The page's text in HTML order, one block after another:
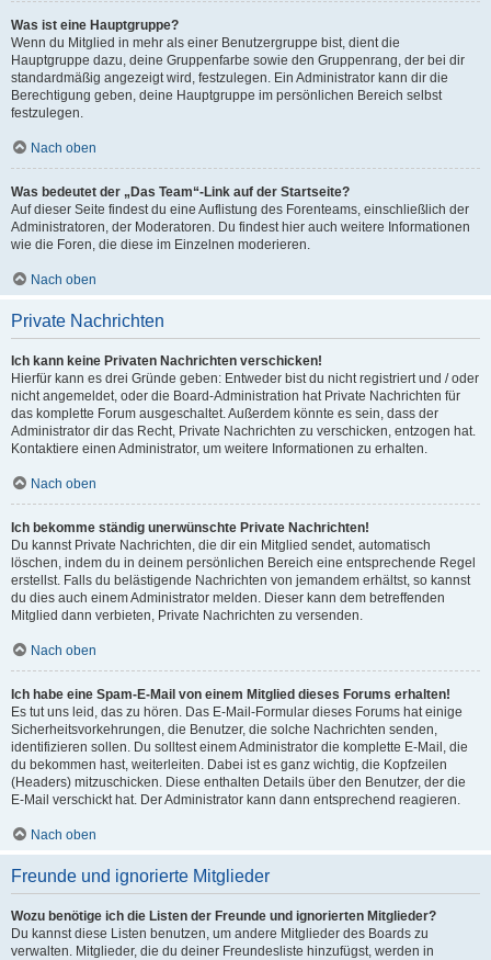
Was ist eine Hauptgruppe?
Wenn du Mitglied in mehr als einer Benutzergruppe bist, dient die
Hauptgruppe dazu, deine Gruppenfarbe sowie den Gruppenrang, der bei dir
standardmäßig angezeigt wird, festzulegen. Ein Administrator kann dir die
Berechtigung geben, deine Hauptgruppe im persönlichen Bereich selbst
festzulegen.
Nach oben
Was bedeutet der „Das Team“-Link auf der Startseite?
Auf dieser Seite findest du eine Auflistung des Forenteams, einschließlich der
Administratoren, der Moderatoren. Du findest hier auch weitere Informationen
wie die Foren, die diese im Einzelnen moderieren.
Nach oben
Private Nachrichten
Ich kann keine Privaten Nachrichten verschicken!
Hierfür kann es drei Gründe geben: Entweder bist du nicht registriert und / oder
nicht angemeldet, oder die Board-Administration hat Private Nachrichten für
das komplette Forum ausgeschaltet. Außerdem könnte es sein, dass der
Administrator dir das Recht, Private Nachrichten zu verschicken, entzogen hat.
Kontaktiere einen Administrator, um weitere Informationen zu erhalten.
Nach oben
Ich bekomme ständig unerwünschte Private Nachrichten!
Du kannst Private Nachrichten, die dir ein Mitglied sendet, automatisch
löschen, indem du in deinem persönlichen Bereich eine entsprechende Regel
erstellst. Falls du belästigende Nachrichten von jemandem erhältst, so kannst
du dies auch einem Administrator melden. Dieser kann dem betreffenden
Mitglied dann verbieten, Private Nachrichten zu versenden.
Nach oben
Ich habe eine Spam-E-Mail von einem Mitglied dieses Forums erhalten!
Es tut uns leid, das zu hören. Das E-Mail-Formular dieses Forums hat einige
Sicherheitsvorkehrungen, die Benutzer, die solche Nachrichten senden,
identifizieren sollen. Du solltest einem Administrator die komplette E-Mail, die
du bekommen hast, weiterleiten. Dabei ist es ganz wichtig, die Kopfzeilen
(Headers) mitzuschicken. Diese enthalten Details über den Benutzer, der die
E-Mail verschickt hat. Der Administrator kann dann entsprechend reagieren.
Nach oben
Freunde und ignorierte Mitglieder
Wozu benötige ich die Listen der Freunde und ignorierten Mitglieder?
Du kannst diese Listen benutzen, um andere Mitglieder des Boards zu
verwalten. Mitglieder, die du deiner Freundesliste hinzufügst, werden in